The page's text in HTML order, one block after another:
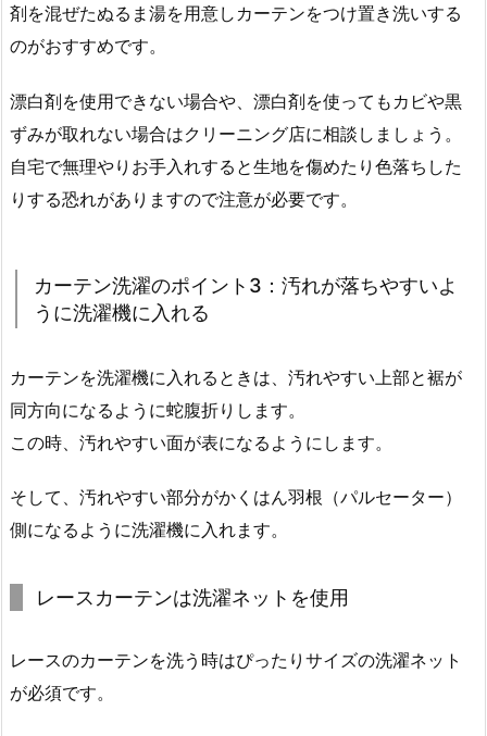
剤を混ぜたぬるま湯を用意しカーテンをつけ置き洗いする
のがおすすめです。
漂白剤を使用できない場合や、漂白剤を使ってもカビや黒
ずみが取れない場合はクリーニング店に相談しましょう。
自宅で無理やりお手入れすると生地を傷めたり色落ちした
りする恐れがありますので注意が必要です。
カーテン洗濯のポイント3：汚れが落ちやすいよ
うに洗濯機に入れる
カーテンを洗濯機に入れるときは、汚れやすい上部と裾が
同方向になるように蛇腹折りします。
この時、汚れやすい面が表になるようにします。
そして、汚れやすい部分がかくはん羽根（パルセーター）
側になるように洗濯機に入れます。
レースカーテンは洗濯ネットを使用
レースのカーテンを洗う時はぴったりサイズの洗濯ネット
が必須です。